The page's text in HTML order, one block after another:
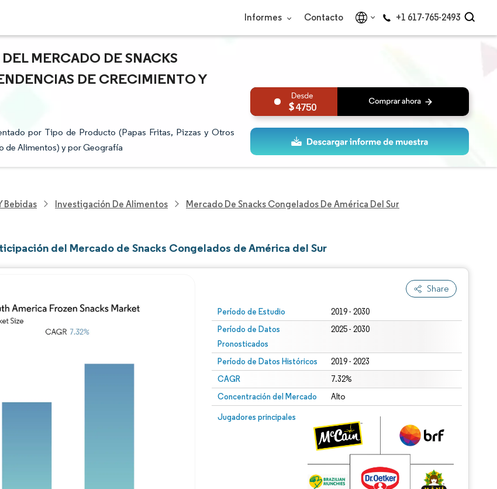
Informes Contacto +1 617-765-2493
MERCADO DE SNACKS
DE CRECIMIENTO Y
por Tipo de Producto (Papas Fritas, Pizzas y Otros
de Alimentos) y por Geografía
4750
Bebidas Investigación De Alimentos Mercado De Snacks Congelados De América Del Sur
del Mercado de Snacks Congelados de América del Sur
Share
Período de Estudio 2019 - 2030
Período de Datos
Pronosticados
2025 - 2030
Período de Datos Históricos 2019 - 2023
CAGR 7.32%
Concentración del Mercado Alto
Jugadores principales